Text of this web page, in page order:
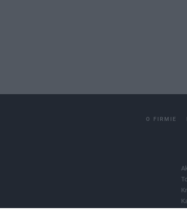
O FIRMIE